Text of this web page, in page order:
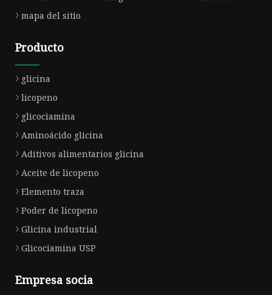
mapa del sitio
Producto
glicina
licopeno
glicociamina
Aminoácido glicina
Aditivos alimentarios glicina
Aceite de licopeno
Elemento traza
Poder de licopeno
Glicina industrial
Glicociamina USP
Empresa socia